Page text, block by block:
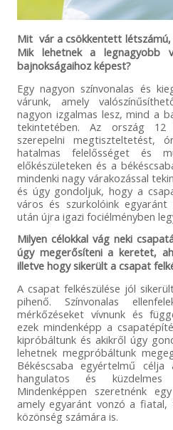
Mit vár a csökkentett
Mik lehetnek a legnagyobb
bajnokságaihoz képest?
Egy nagyon színvonalas és
várunk, amely
nagyon izgalmas lesz, mind a
tekintetében. Az ország
szerepelni megtiszteltetést,
hatalmas felelősséget és
előkészületeken és a
mindenki nagy várakozással
és úgy gondoljuk, hogy a
város és szurkolóink
után újra igazi fociélményben
Milyen célokkal vág neki
úgy megerősíteni a keretet,
illetve hogy sikerült a csapat
A csapat felkészülése jól
pihenő. Színvonalas
mérkőzéseket vívnunk és
ezek mindenképp a
kipróbáltunk és akikről úgy
lehetnek megpróbáltunk
Békéscsaba egyértelmű célja
hangulatos és küzdelmes
Mindenképpen szeretnénk
amely egyaránt vonzó a fiatal,
közönség számára is.